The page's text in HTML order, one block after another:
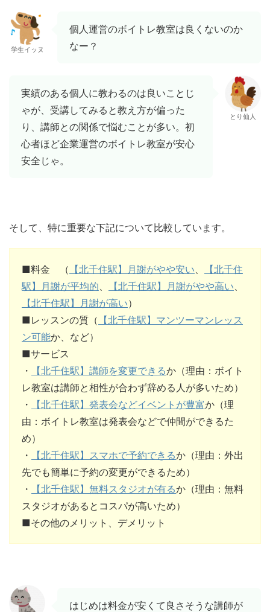
学生イッヌ
個人運営のボイトレ教室は良くないのか
なー？
実績のある個人に教わるのは良いことじ
ゃが、受講してみると教え方が偏った
り、講師との関係で悩むことが多い。初
心者ほど企業運営のボイトレ教室が安心
安全じゃ。
とり仙人
そして、特に重要な下記について比較しています。
■料金 （ 【北千住駅】月謝がやや安い
【北千住
駅】月謝が平均的
【北千住駅】月謝がやや高い
【北千住駅】月謝が高い）
■レッスンの質（ 【北千住駅】マンツーマンレッス
ン可能か、など）
■サービス
・
【北千住駅】講師を変更できるか（理由：ボイト
レ教室は講師と相性が合わず辞める人が多いため）
・
【北千住駅】発表会などイベントが豊富か（理
由：ボイトレ教室は発表会などで仲間ができるた
め）
・
【北千住駅】スマホで予約できるか（理由：外出
先でも簡単に予約の変更ができるため）
・
【北千住駅】無料スタジオが有るか（理由：無料
スタジオがあるとコスパが高いため）
■その他のメリット、デメリット
はじめは料金が安くて良さそうな講師が